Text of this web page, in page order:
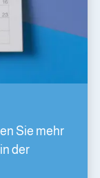
Sie mehr
der